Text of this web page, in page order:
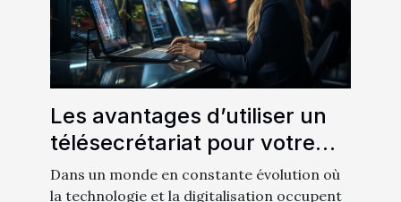
Les avantages d’utiliser un
télésecrétariat pour votre
entreprise
Dans un monde en constante évolution où
la technologie et la digitalisation occupent